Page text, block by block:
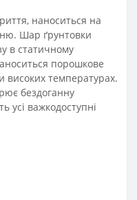
наноситься на
Шар ґрунтовки
в статичному
порошкове
високих температурах.
бездоганну
усі важкодоступні